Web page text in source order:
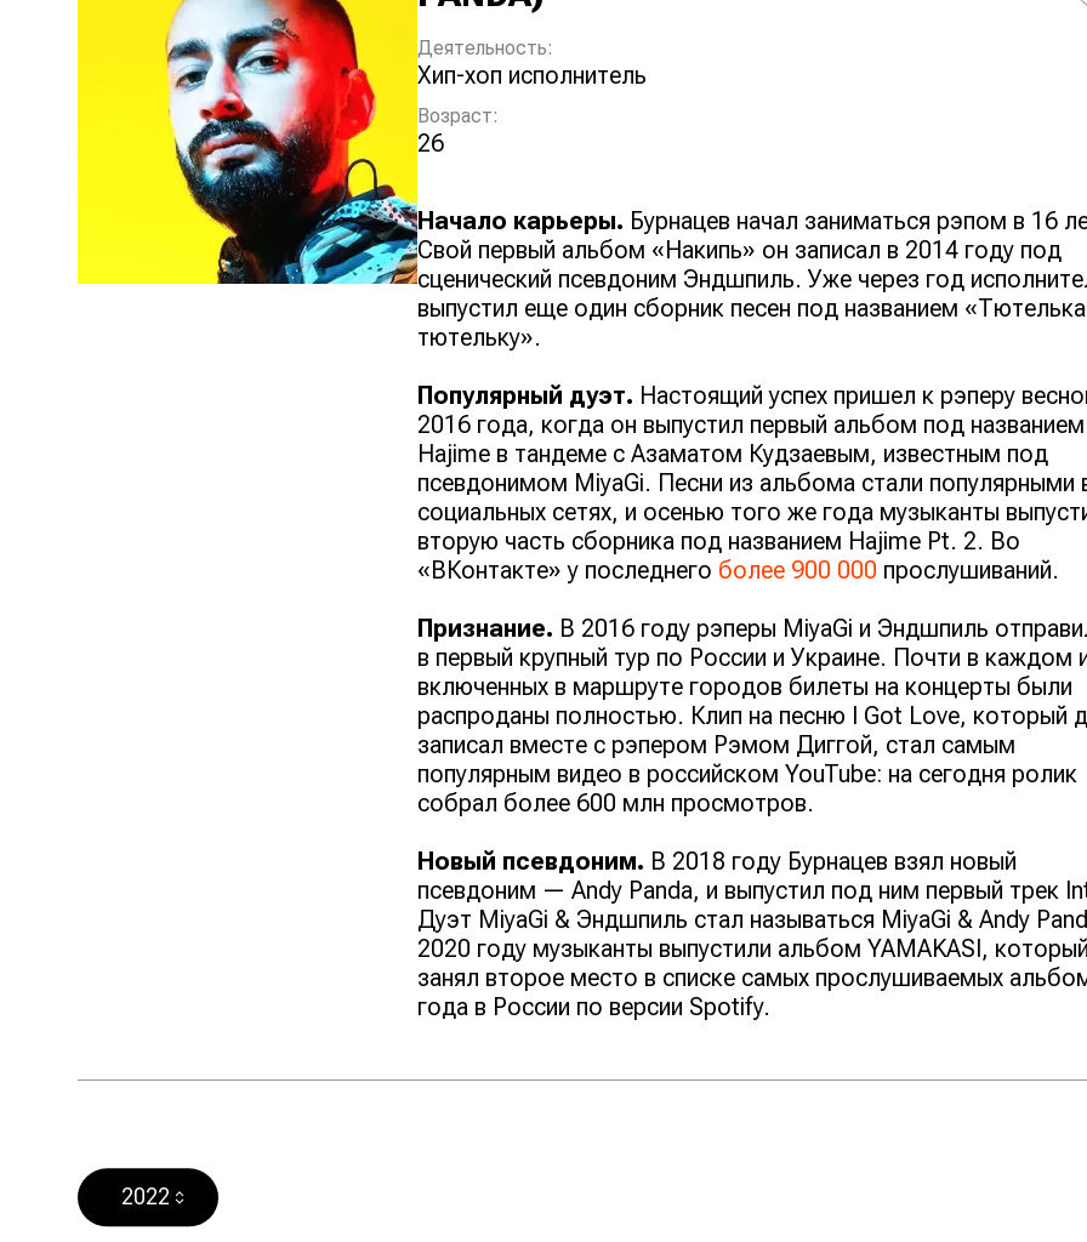
Деятельность:
хип-хоп исполнитель
Возраст:
26
Начало карьеры. Бурнацев начал заниматься рэпом в 16
Свой первый альбом «Накипь» он записал в 2014 году под
сценический псевдоним Эндшпиль. Уже через год
выпустил еще один сборник песен под названием
тютельку».
Популярный дуэт. Настоящий успех пришел к рэперу
2016 года, когда он выпустил первый альбом под названием
Hajime в тандеме с Азаматом Кудзаевым, известным под
псевдонимом MiyaGi. Песни из альбома стали популярными
социальных сетях, и осенью того же года музыканты
вторую часть сборника под названием Hajime Pt. 2. Во
«ВКонтакте» у последнего более 900 000 прослушиваний.
Признание. В 2016 году рэперы MiyaGi и Эндшпиль
в первый крупный тур по России и Украине. Почти в каждом
включенных в маршруте городов билеты на концерты были
распроданы полностью. Клип на песню I Got Love, который
записал вместе с рэпером Рэмом Диггой, стал самым
популярным видео в российском YouTube: на сегодня ролик
собрал более 600 млн просмотров.
Новый псевдоним. В 2018 году Бурнацев взял новый
псевдоним — Andy Panda, и выпустил под ним первый трек
Дуэт MiyaGi & Эндшпиль стал называться MiyaGi & Andy
2020 году музыканты выпустили альбом YAMAKASI, который
занял второе место в списке самых прослушиваемых
года в России по версии Spotify.
2022